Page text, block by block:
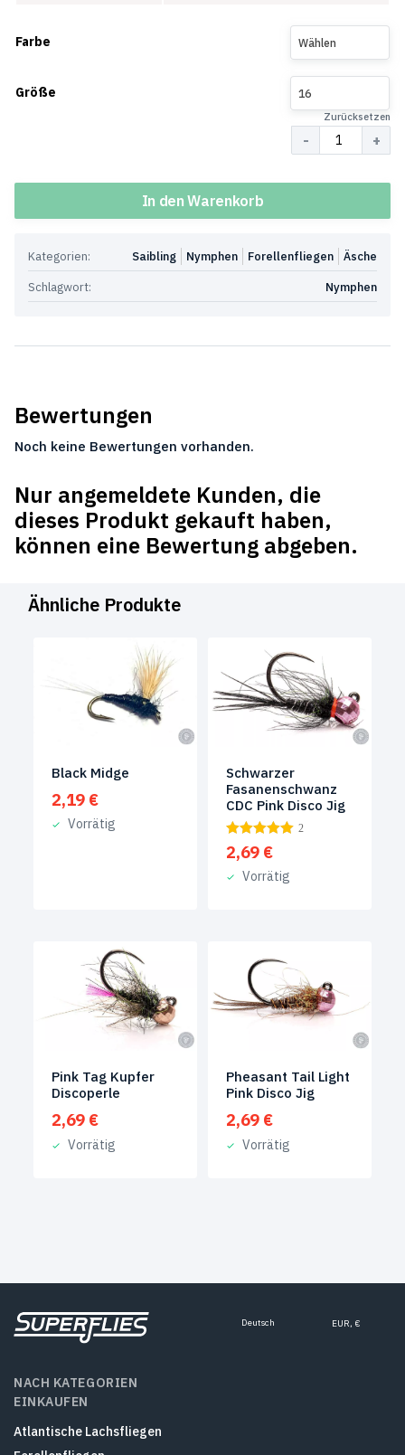
Farbe Wählen
Größe 16
Zurücksetzen
In den Warenkorb
Kategorien: Äsche
Forellenfliegen
Nymphen
Saibling
Schlagwort:
Nymphen
Bewertungen
Noch keine Bewertungen vorhanden.
Nur angemeldete Kunden, die
dieses Produkt gekauft haben,
können eine Bewertung abgeben.
Ähnliche Produkte
Black Midge
2,19 €
Vorrätig
Schwarzer
Fasanenschwanz
CDC Pink Disco Jig
2
2,69 €
Vorrätig
Pink Tag Kupfer
Discoperle
2,69 €
Vorrätig
Pheasant Tail Light
Pink Disco Jig
2,69 €
Vorrätig
Deutsch EUR, €
NACH KATEGORIEN
EINKAUFEN
Atlantische Lachsfliegen